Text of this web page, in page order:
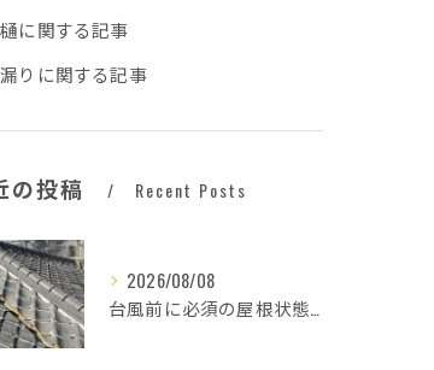
に関する記事
りに関する記事
の投稿 Recent Posts
2026/08/08
台風前に必須の屋根状態確認法